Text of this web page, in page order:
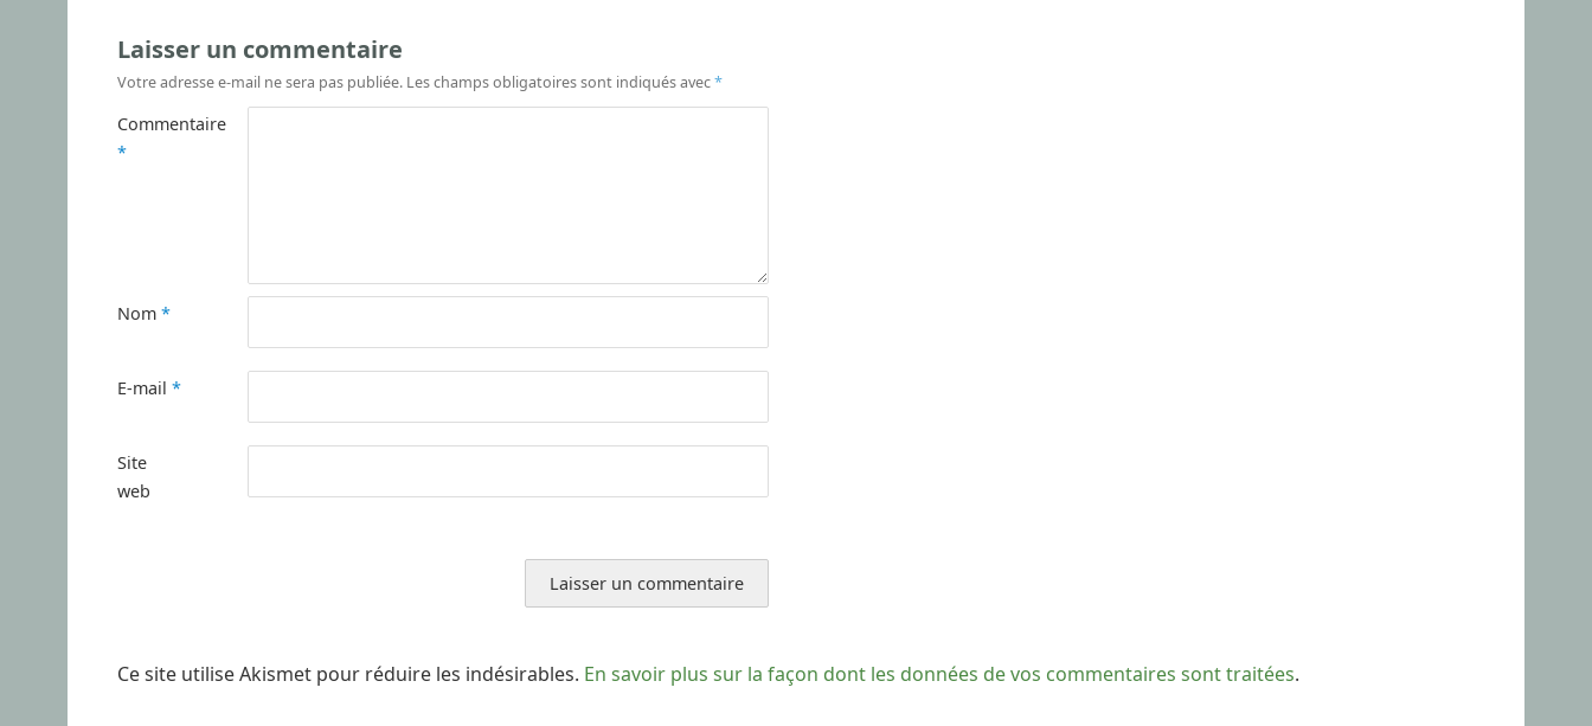
Laisser un commentaire
Votre adresse e-mail ne sera pas publiée. Les champs obligatoires sont indiqués avec*
Commentaire
*
Nom *
E-mail *
Site
web
Ce site utilise Akismet pour réduire les indésirables. En savoir plus sur la façon dont les données de vos commentaires sont traitées.